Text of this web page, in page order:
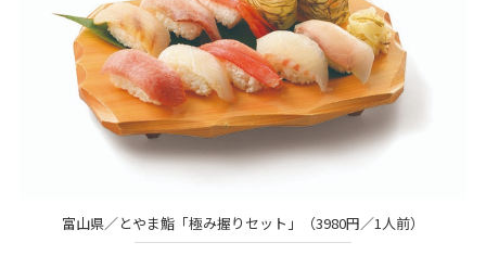
富山県／とやま鮨「極み握りセット」（3980円／1人前）